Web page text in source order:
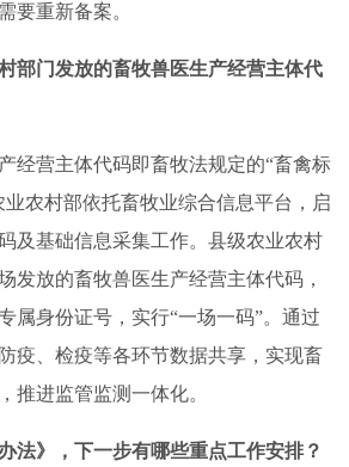
要重新备案。
部门 发放的畜牧兽医生产经营主体代
经营主体代码即畜牧法规定的“畜禽标
业农村部依托畜牧业综合信息平台 ，启
及基础信息采集工作。 县级农业农村
发放的畜牧兽医生产经营主体代码 ，
属身份证号，实行“一场一码”。通过
疫、检疫等各环节数据共享 ，实现畜
推进监管监测一体化。
法》，下一步有哪些重点工作安排？